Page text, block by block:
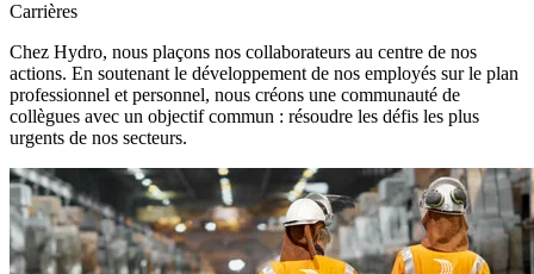
Carrières
Chez Hydro, nous plaçons nos collaborateurs au centre de nos
actions. En soutenant le développement de nos employés sur le plan
professionnel et personnel, nous créons une communauté de
collègues avec un objectif commun : résoudre les défis les plus
urgents de nos secteurs.